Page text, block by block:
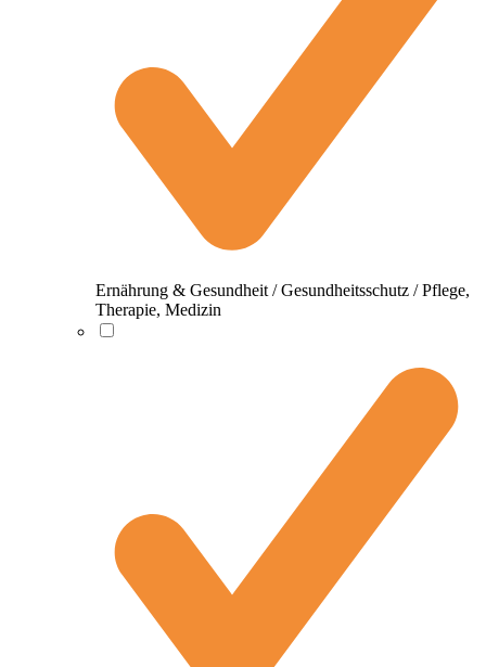
Ernährung & Gesundheit / Gesundheitsschutz / Pflege,
Therapie, Medizin